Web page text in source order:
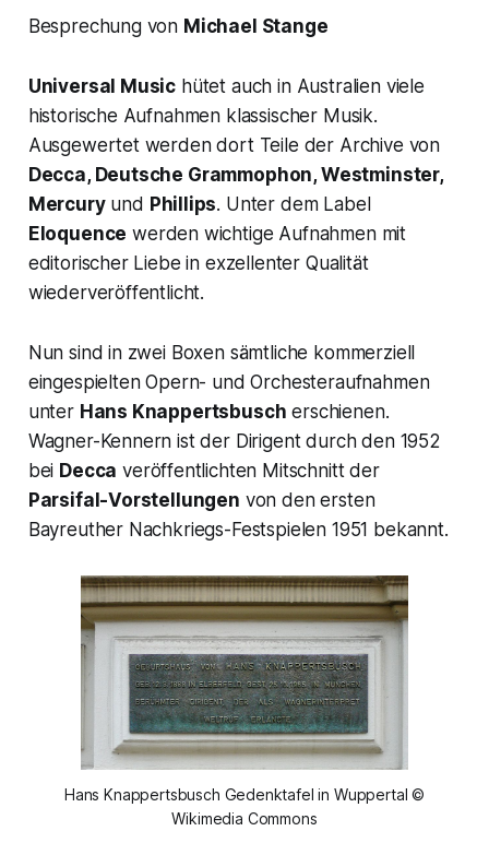
Besprechung von Michael Stange
Universal Music hütet auch in Australien viele
historische Aufnahmen klassischer Musik.
Ausgewertet werden dort Teile der Archive von
Decca, Deutsche Grammophon, Westminster,
Mercuryund Phillips. Unter dem Label
Eloquence werden wichtige Aufnahmen mit
editorischer Liebe in exzellenter Qualität
wiederveröffentlicht.
Nun sind in zwei Boxen sämtliche kommerziell
eingespielten Opern- und Orchesteraufnahmen
unter Hans Knappertsbusch erschienen.
Wagner-Kennern ist der Dirigent durch den 1952
bei Decca veröffentlichten Mitschnitt der
Parsifal-Vorstellungen von den ersten
Bayreuther Nachkriegs-Festspielen 1951 bekannt.
Hans Knappertsbusch Gedenktafel in Wuppertal ©
Wikimedia Commons